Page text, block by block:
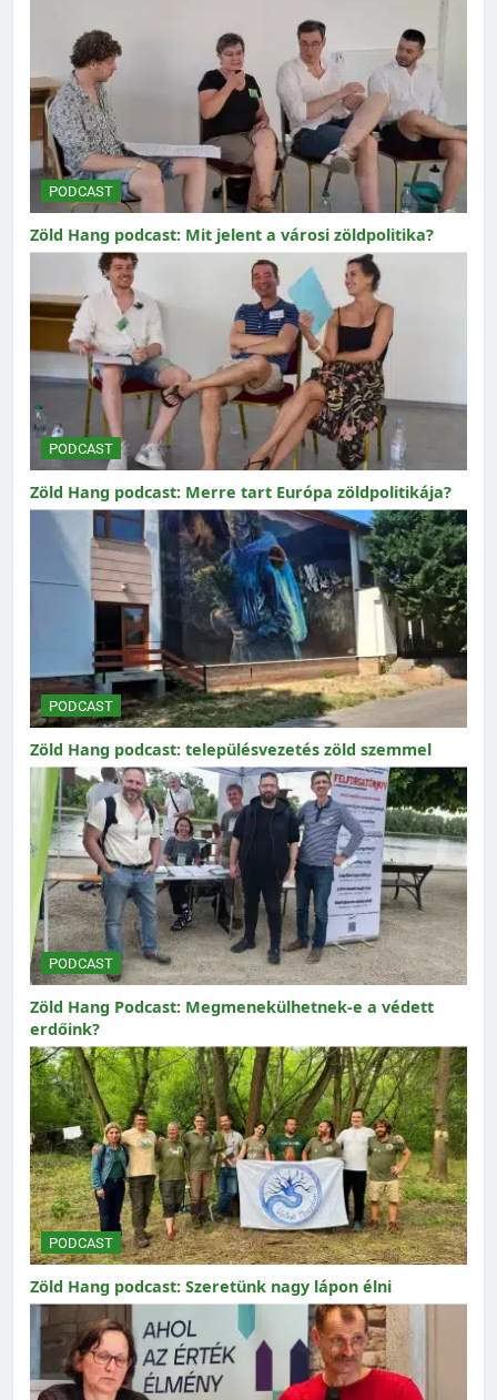
PODCAST
Zöld Hang podcast: Mit jelent a városi zöldpolitika?
PODCAST
Zöld Hang podcast: Merre tart Európa zöldpolitikája?
PODCAST
Zöld Hang podcast: településvezetés zöld szemmel
PODCAST
Zöld Hang Podcast: Megmenekülhetnek-e a védett
erdőink?
PODCAST
Zöld Hang podcast: Szeretünk nagy lápon élni